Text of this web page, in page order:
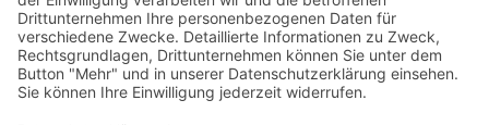
FAQ
Zahlungsarten